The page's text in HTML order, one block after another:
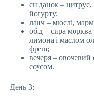
сніданок –
йогурту;
ланч – мюслі,
обід – сира
лимона і маслом
фреш;
вечеря – овочевий
соусом.
День 3: